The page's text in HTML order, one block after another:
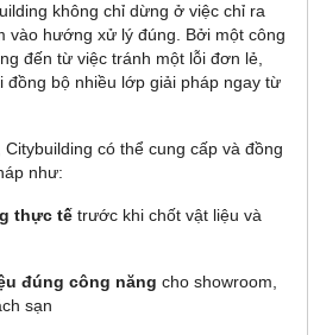
không chỉ dừng ở việc chỉ ra
vào hướng xử lý đúng. Bởi một công
đến từ việc tránh một lỗi đơn lẻ,
đồng bộ nhiều lớp giải pháp ngay từ
có thể cung cấp và đồng
như:
thực tế trước khi chốt vật liệu và
đúng công năng cho showroom,
sạn